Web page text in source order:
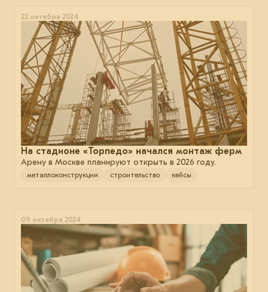
22 октября 2024
На стадионе «Торпедо» начался монтаж ферм
Арену в Москве планируют открыть в 2026 году.
металлоконструкции строительство кейсы
09 октября 2024